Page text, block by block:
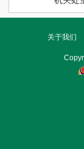
关于我们